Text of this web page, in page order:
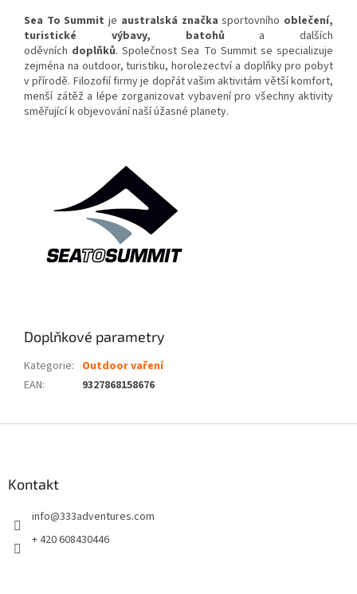
Sea To Summit je australská značka sportovního oblečení,
turistické výbavy, batohů a dalších
oděvních doplňků. Společnost Sea To Summit se specializuje
zejména na outdoor, turistiku, horolezectví a doplňky pro pobyt
v přírodě. Filozofií firmy je dopřát vašim aktivitám větší komfort,
menší zátěž a lépe zorganizovat vybavení pro všechny aktivity
směřující k objevování naší úžasné planety.
Doplňkové parametry
Kategorie: Outdoor vaření
EAN: 9327868158676
Kontakt
info@333adventures.com
+ 420 608430446